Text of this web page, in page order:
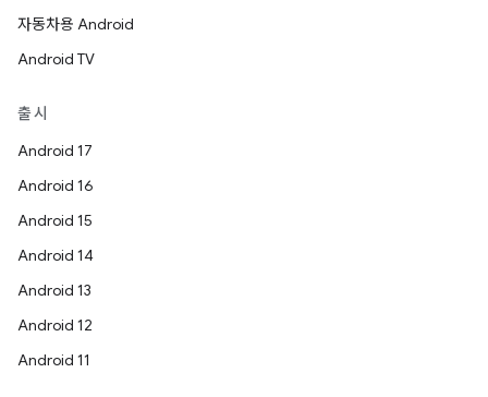
자동차용 Android
Android TV
출시
Android 17
Android 16
Android 15
Android 14
Android 13
Android 12
Android 11